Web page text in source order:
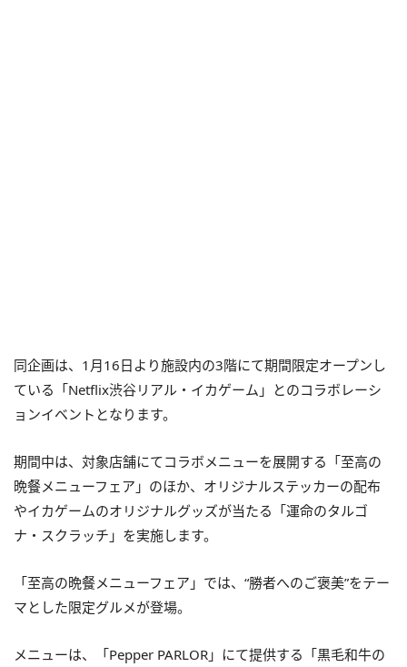
同企画は、1月16日より施設内の3階にて期間限定オープンし
ている「Netflix渋谷リアル・イカゲーム」とのコラボレーシ
ョンイベントとなります。
期間中は、対象店舗にてコラボメニューを展開する「至高の
晩餐メニューフェア」のほか、オリジナルステッカーの配布
やイカゲームのオリジナルグッズが当たる「運命のタルゴ
ナ・スクラッチ」を実施します。
「至高の晩餐メニューフェア」では、“勝者へのご褒美”をテー
マとした限定グルメが登場。
メニューは、「Pepper PARLOR」にて提供する「黒毛和牛の